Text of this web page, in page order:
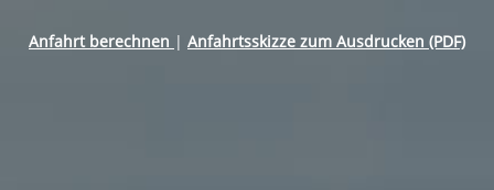
Anfahrt berechnen | Anfahrtsskizze zum Ausdrucken (PDF)